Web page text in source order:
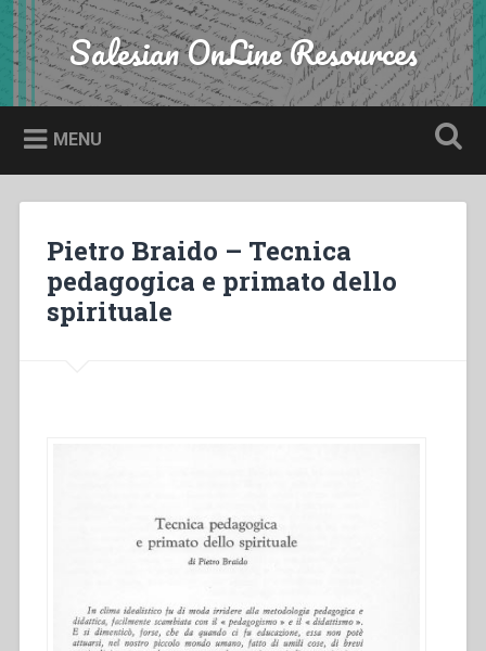
Skip
to
content
Search Salesian OnLine Resources
MENU
Pietro Braido – Tecnica
pedagogica e primato dello
spirituale